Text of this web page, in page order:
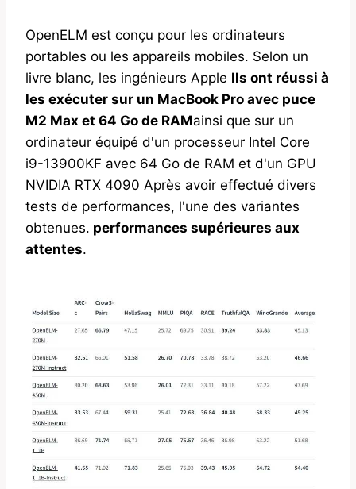
OpenELM est conçu pour les ordinateurs
portables ou les appareils mobiles. Selon un
livre blanc, les ingénieurs Apple Ils ont réussi à
les exécuter sur un MacBook Pro avec puce
M2 Max et 64 Go de RAMainsi que sur un
ordinateur équipé d'un processeur Intel Core
i9-13900KF avec 64 Go de RAM et d'un GPU
NVIDIA RTX 4090 Après avoir effectué divers
tests de performances, l'une des variantes
obtenues. performances supérieures aux
attentes.